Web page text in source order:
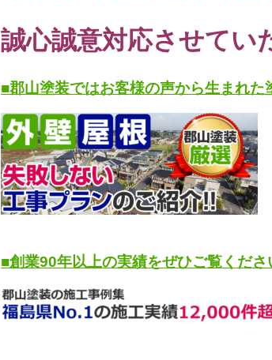
誠心誠意対応させてい
■郡山塗装ではお客様の声から生まれた
■創業90年以上の実績をぜひご覧くださ